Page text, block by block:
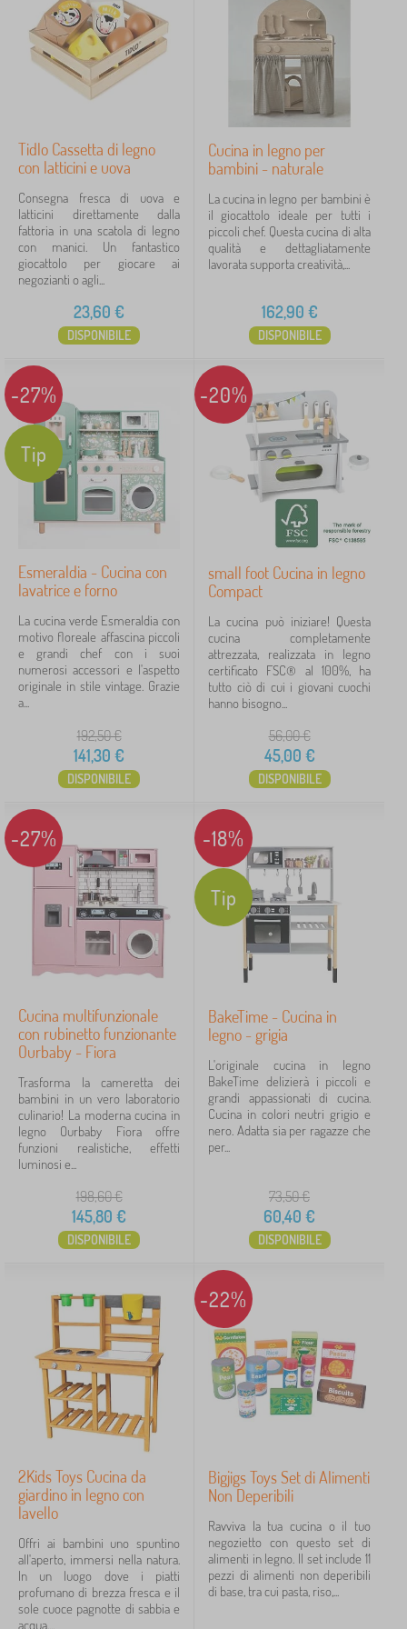
Motivo
per una ragazza
5
Prezzo
1 €379 €
Cerca all'interno del filtro
Sottocategorie
Tipo di offerta
Etichette
Tidlo Cassetta di legno
con latticini e uova
Consegna fresca di uova e
latticini direttamente dalla
fattoria in una scatola di legno
con manici. Un fantastico
giocattolo per giocare ai
negozianti o agli...
23,60 €
DISPONIBILE
Cucina in legno per
bambini - naturale
La cucina in legno per bambini è
il giocattolo ideale per tutti i
piccoli chef. Questa cucina di alta
qualità e dettagliatamente
lavorata supporta creatività,...
162,90 €
DISPONIBILE
-27%
Tip
Esmeraldia - Cucina con
lavatrice e forno
La cucina verde Esmeraldia con
motivo floreale affascina piccoli
e grandi chef con i suoi
numerosi accessori e l'aspetto
originale in stile vintage. Grazie
a...
192,50€
141,30 €
DISPONIBILE
-20%
small foot Cucina in legno
Compact
La cucina può iniziare! Questa
cucina completamente
attrezzata, realizzata in legno
certificato FSC® al 100%, ha
tutto ciò di cui i giovani cuochi
hanno bisogno...
56,00€
45,00 €
DISPONIBILE
-27%
Cucina multifunzionale
con rubinetto funzionante
Ourbaby - Fiora
Trasforma la cameretta dei
bambini in un vero laboratorio
culinario! La moderna cucina in
legno Ourbaby Fiora offre
funzioni realistiche, effetti
luminosi e...
198,60€
145,80 €
DISPONIBILE
-18%
Tip
BakeTime - Cucina in
legno - grigia
L'originale cucina in legno
BakeTime delizierà i piccoli e
grandi appassionati di cucina.
Cucina in colori neutri grigio e
nero. Adatta sia per ragazze che
per...
73,50€
60,40 €
DISPONIBILE
2Kids Toys Cucina da
giardino in legno con
lavello
Offri ai bambini uno spuntino
all'aperto, immersi nella natura.
In un luogo dove i piatti
profumano di brezza fresca e il
sole cuoce pagnotte di sabbia e
acqua,...
-22%
Bigjigs Toys Set di Alimenti
Non Deperibili
Ravviva la tua cucina o il tuo
negozietto con questo set di
alimenti in legno. Il set include 11
pezzi di alimenti non deperibili
di base, tra cui pasta, riso,...